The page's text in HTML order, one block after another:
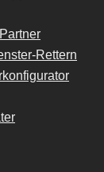
Rettern